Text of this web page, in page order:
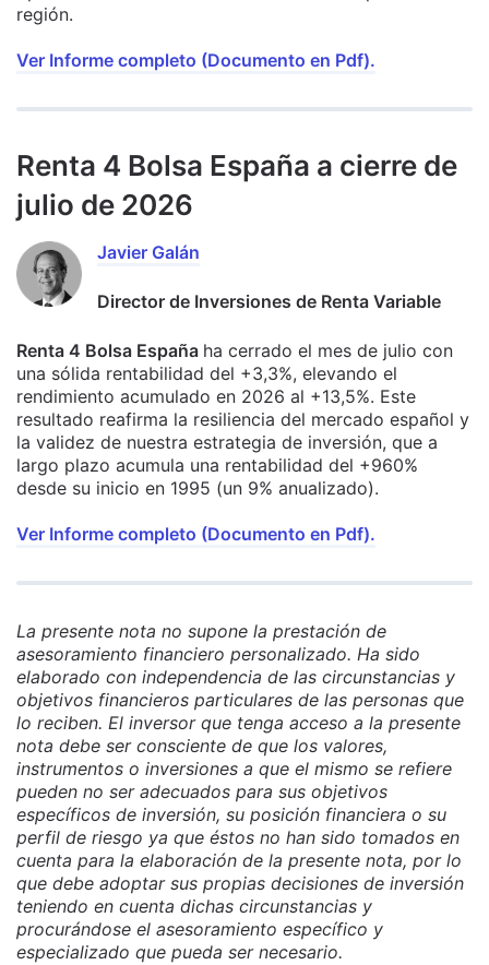
región.
Ver Informe completo (Documento en Pdf).
Renta 4 Bolsa España a cierre de
julio de 2026
Javier Galán
Director de Inversiones de Renta Variable
Renta 4 Bolsa España ha cerrado el mes de julio con
una sólida rentabilidad del +3,3%, elevando el
rendimiento acumulado en 2026 al +13,5%. Este
resultado reafirma la resiliencia del mercado español y
la validez de nuestra estrategia de inversión, que a
largo plazo acumula una rentabilidad del +960%
desde su inicio en 1995 (un 9% anualizado).
Ver Informe completo (Documento en Pdf).
La presente nota no supone la prestación de
asesoramiento financiero personalizado. Ha sido
elaborado con independencia de las circunstancias y
objetivos financieros particulares de las personas que
lo reciben. El inversor que tenga acceso a la presente
nota debe ser consciente de que los valores,
instrumentos o inversiones a que el mismo se refiere
pueden no ser adecuados para sus objetivos
específicos de inversión, su posición financiera o su
perfil de riesgo ya que éstos no han sido tomados en
cuenta para la elaboración de la presente nota, por lo
que debe adoptar sus propias decisiones de inversión
teniendo en cuenta dichas circunstancias y
procurándose el asesoramiento específico y
especializado que pueda ser necesario.